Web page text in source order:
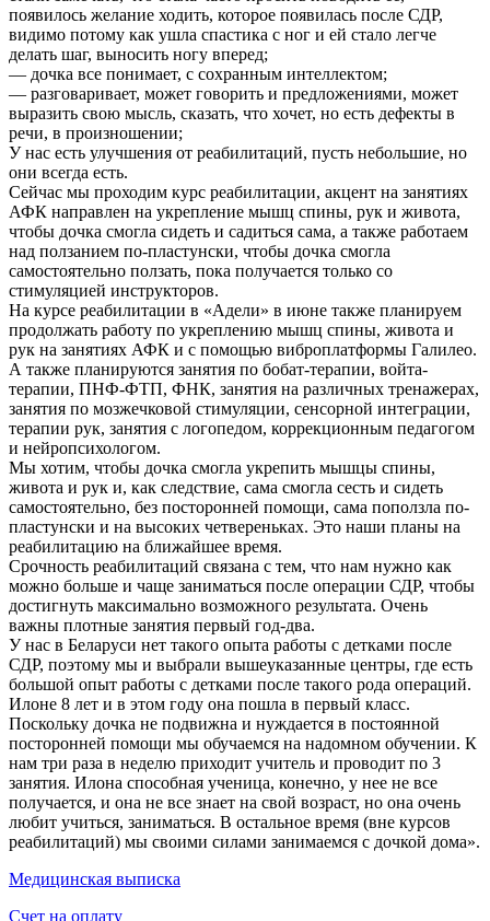
появилось желание ходить, которое появилась после СДР,
видимо потому как ушла спастика с ног и ей стало легче
делать шаг, выносить ногу вперед;
— дочка все понимает, с сохранным интеллектом;
— разговаривает, может говорить и предложениями, может
выразить свою мысль, сказать, что хочет, но есть дефекты в
речи, в произношении;
У нас есть улучшения от реабилитаций, пусть небольшие, но
они всегда есть.
Сейчас мы проходим курс реабилитации, акцент на занятиях
АФК направлен на укрепление мышц спины, рук и живота,
чтобы дочка смогла сидеть и садиться сама, а также работаем
над ползанием по-пластунски, чтобы дочка смогла
самостоятельно ползать, пока получается только со
стимуляцией инструкторов.
На курсе реабилитации в «Адели» в июне также планируем
продолжать работу по укреплению мышц спины, живота и
рук на занятиях АФК и с помощью виброплатформы Галилео.
А также планируются занятия по бобат-терапии, войта-
терапии, ПНФ-ФТП, ФНК, занятия на различных тренажерах,
занятия по мозжечковой стимуляции, сенсорной интеграции,
терапии рук, занятия с логопедом, коррекционным педагогом
и нейропсихологом.
Мы хотим, чтобы дочка смогла укрепить мышцы спины,
живота и рук и, как следствие, сама смогла сесть и сидеть
самостоятельно, без посторонней помощи, сама поползла по-
пластунски и на высоких четвереньках. Это наши планы на
реабилитацию на ближайшее время.
Срочность реабилитаций связана с тем, что нам нужно как
можно больше и чаще заниматься после операции СДР, чтобы
достигнуть максимально возможного результата. Очень
важны плотные занятия первый год-два.
У нас в Беларуси нет такого опыта работы с детками после
СДР, поэтому мы и выбрали вышеуказанные центры, где есть
большой опыт работы с детками после такого рода операций.
Илоне 8 лет и в этом году она пошла в первый класс.
Поскольку дочка не подвижна и нуждается в постоянной
посторонней помощи мы обучаемся на надомном обучении. К
нам три раза в неделю приходит учитель и проводит по 3
занятия. Илона способная ученица, конечно, у нее не все
получается, и она не все знает на свой возраст, но она очень
любит учиться, заниматься. В остальное время (вне курсов
реабилитаций) мы своими силами занимаемся с дочкой дома».
Медицинская выписка
Счет на оплату